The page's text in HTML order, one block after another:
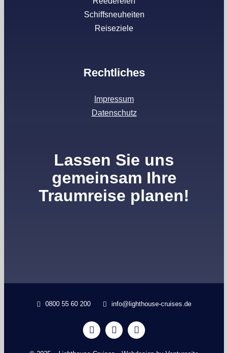
Schiffsneuheiten
Reiseziele
Rechtliches
Impressum
Datenschutz
Lassen Sie uns
gemeinsam Ihre
Traumreise planen!
0800 55 60 200 info@lighthouse-cruises.de